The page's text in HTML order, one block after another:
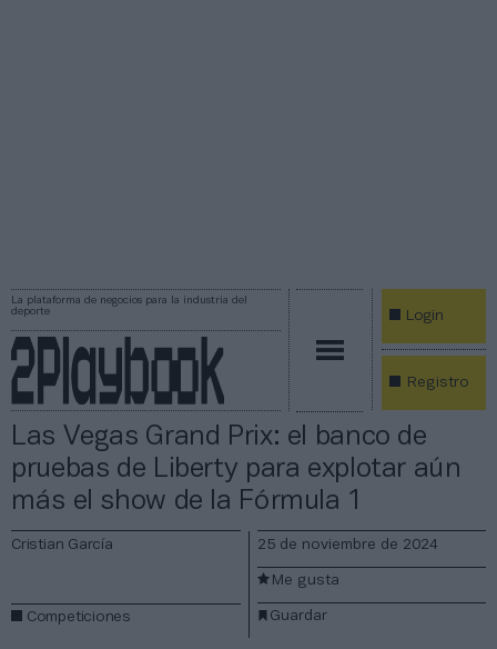
La plataforma de negocios para la industria del
deporte
Login
Registro
Las Vegas Grand Prix: el banco de
pruebas de Liberty para explotar aún
más el show de la Fórmula 1
Cristian García
Competiciones
25 de noviembre de 2024
Guardar
Me gusta